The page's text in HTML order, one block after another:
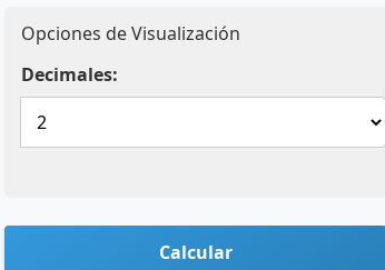
Opciones de Visualización
Decimales:
Calcular